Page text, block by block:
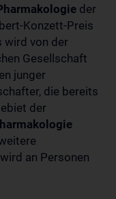
der
Konzett-Preis
wird von der
Gesellschaft
junger
die bereits
der
an Personen